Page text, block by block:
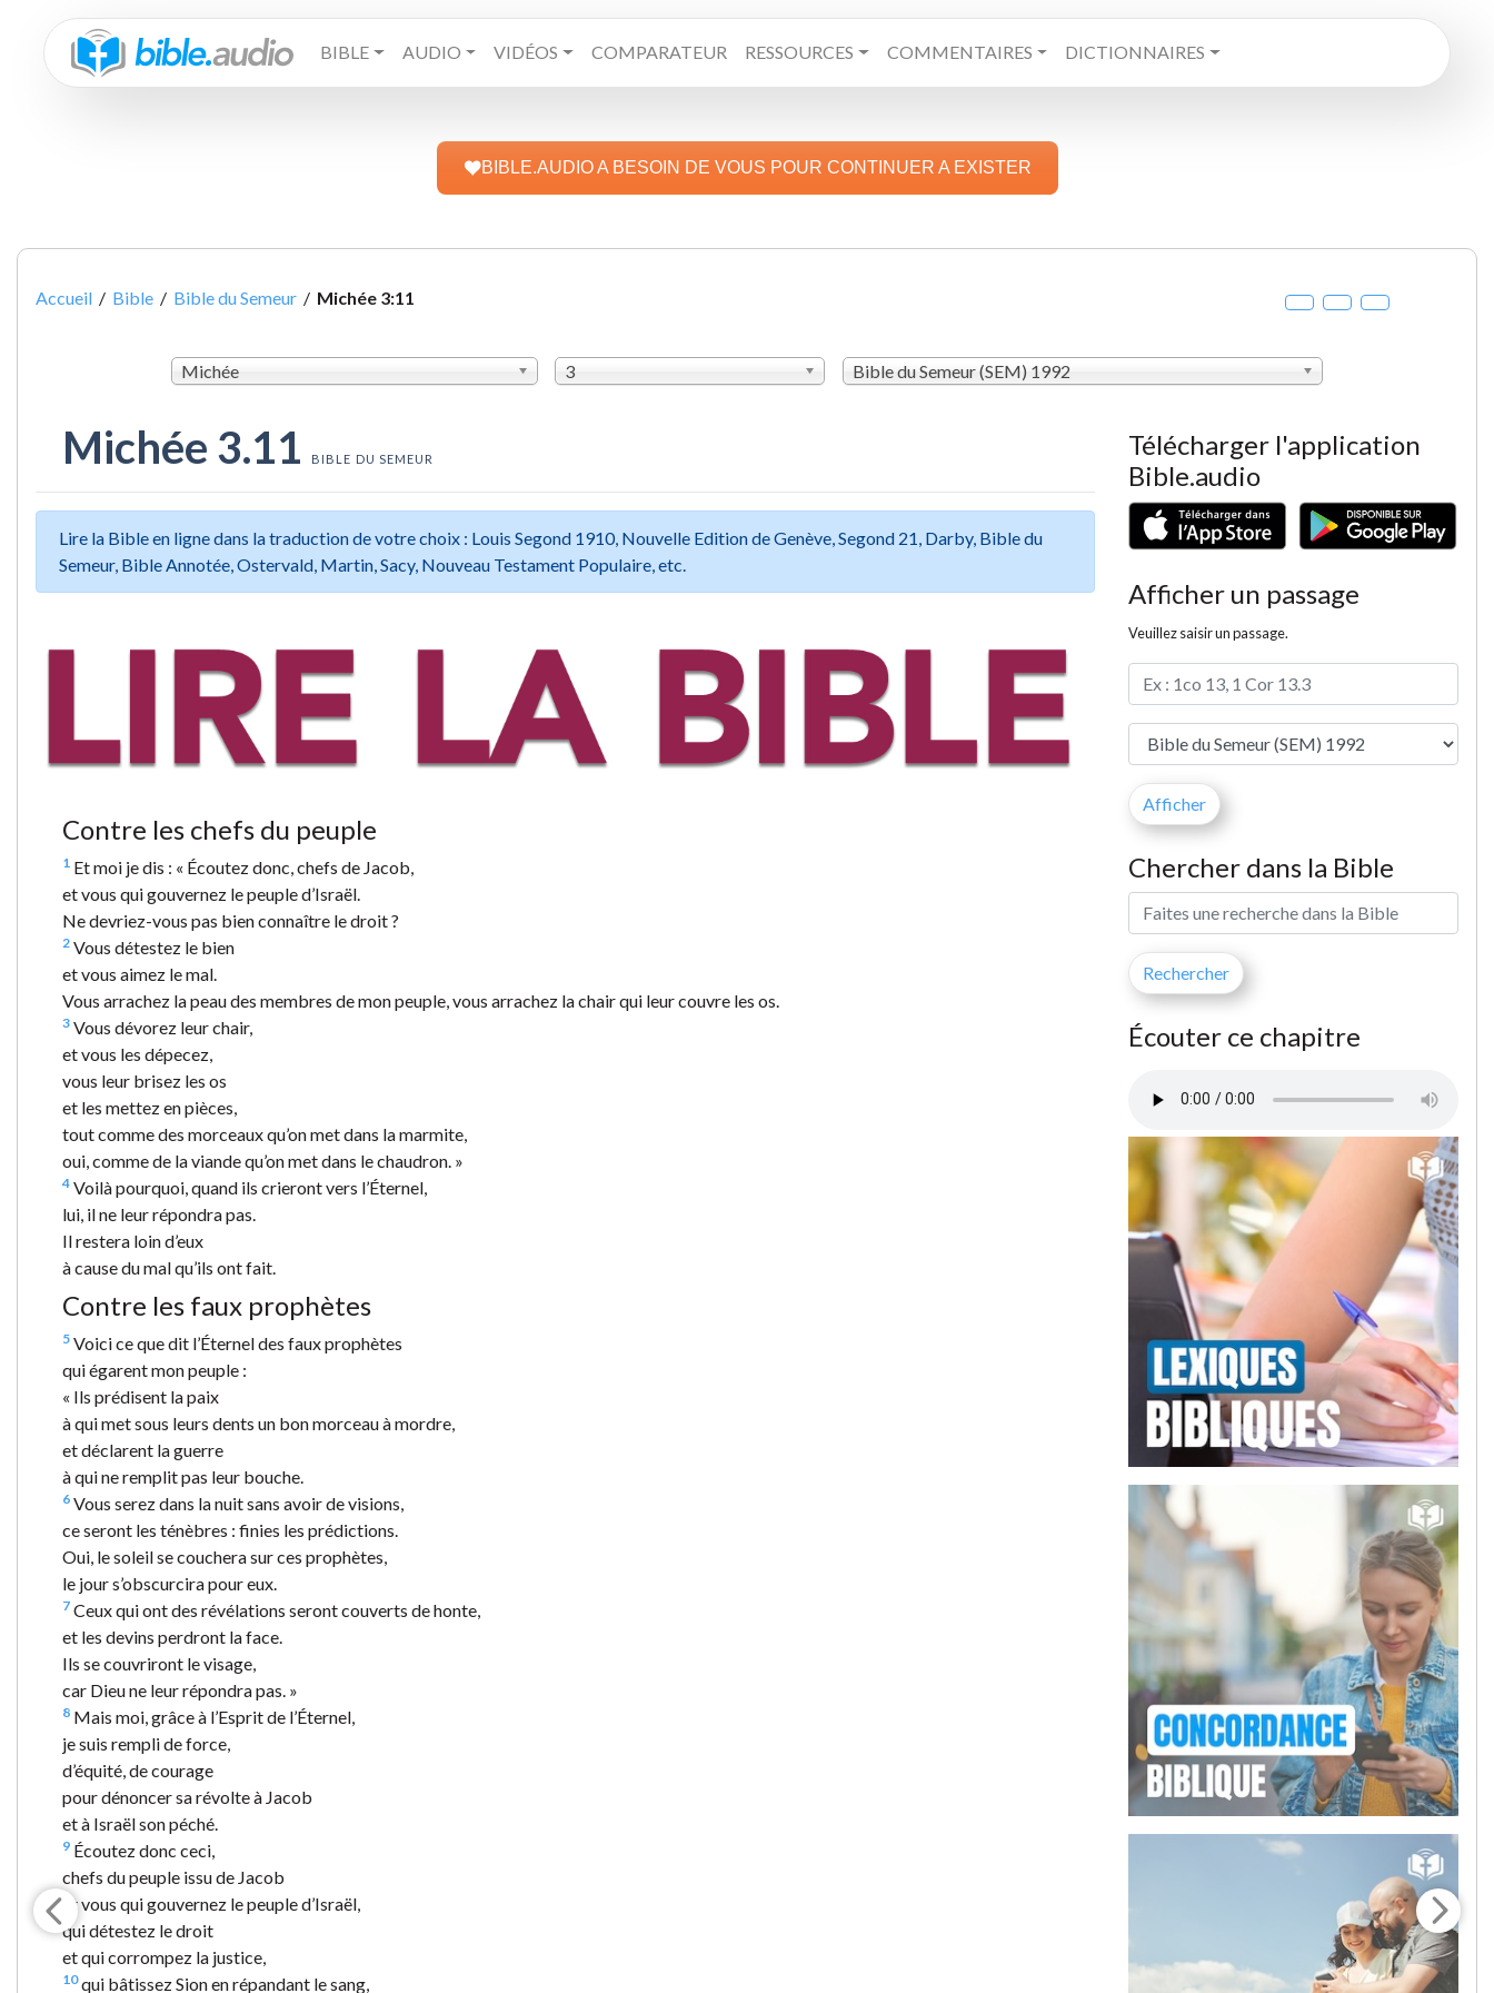
BIBLE AUDIO VIDÉOS COMPARATEUR RESSOURCES COMMENTAIRES DICTIONNAIRES
BIBLE.AUDIO A BESOIN DE VOUS POUR CONTINUER A EXISTER
Accueil / Bible / Bible du Semeur / Michée 3:11
Michée 3 Bible du Semeur (SEM) 1992
Michée 3.11 BIBLE DU SEMEUR
Lire la Bible en ligne dans la traduction de votre choix : Louis Segond 1910, Nouvelle Edition de Genève, Segond 21, Darby, Bible du
Semeur, Bible Annotée, Ostervald, Martin, Sacy, Nouveau Testament Populaire, etc.
Contre les chefs du peuple
1 Et moi je dis : « Écoutez donc, chefs de Jacob,
et vous qui gouvernez le peuple d’Israël.
Ne devriez-vous pas bien connaître le droit ?
2 Vous détestez le bien
et vous aimez le mal.
Vous arrachez la peau des membres de mon peuple, vous arrachez la chair qui leur couvre les os.
3 Vous dévorez leur chair,
et vous les dépecez,
vous leur brisez les os
et les mettez en pièces,
tout comme des morceaux qu’on met dans la marmite,
oui, comme de la viande qu’on met dans le chaudron. »
4 Voilà pourquoi, quand ils crieront vers l’Éternel,
lui, il ne leur répondra pas.
Il restera loin d’eux
à cause du mal qu’ils ont fait.
Contre les faux prophètes
5 Voici ce que dit l’Éternel des faux prophètes
qui égarent mon peuple :
« Ils prédisent la paix
à qui met sous leurs dents un bon morceau à mordre,
et déclarent la guerre
à qui ne remplit pas leur bouche.
6 Vous serez dans la nuit sans avoir de visions,
ce seront les ténèbres : finies les prédictions.
Oui, le soleil se couchera sur ces prophètes,
le jour s’obscurcira pour eux.
7 Ceux qui ont des révélations seront couverts de honte,
et les devins perdront la face.
Ils se couvriront le visage,
car Dieu ne leur répondra pas. »
8 Mais moi, grâce à l’Esprit de l’Éternel,
je suis rempli de force,
d’équité, de courage
pour dénoncer sa révolte à Jacob
et à Israël son péché.
9 Écoutez donc ceci,
chefs du peuple issu de Jacob
et vous qui gouvernez le peuple d’Israël,
qui détestez le droit
et qui corrompez la justice,
10 qui bâtissez Sion en répandant le sang,
Télécharger l'application
Bible.audio
Afficher un passage
Veuillez saisir un passage.
Chercher dans la Bible
Écouter ce chapitre